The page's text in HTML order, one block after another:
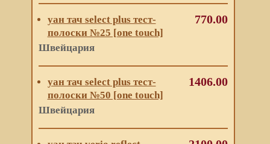
уан тач select plus тест-
полоски №25 [one touch]
Швейцария
770.00
уан тач select plus тест-
полоски №50 [one touch]
Швейцария
1406.00